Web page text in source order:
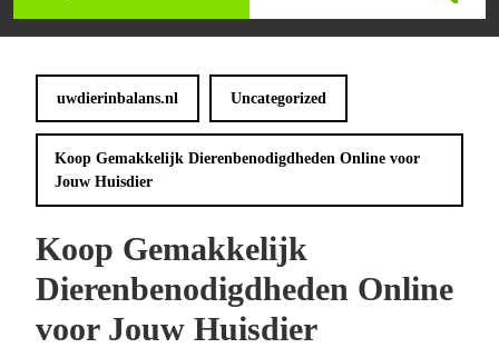
menu
uwdierinbalans.nl Uncategorized
Koop Gemakkelijk Dierenbenodigdheden Online voor
Jouw Huisdier
Koop Gemakkelijk
Dierenbenodigdheden Online
voor Jouw Huisdier